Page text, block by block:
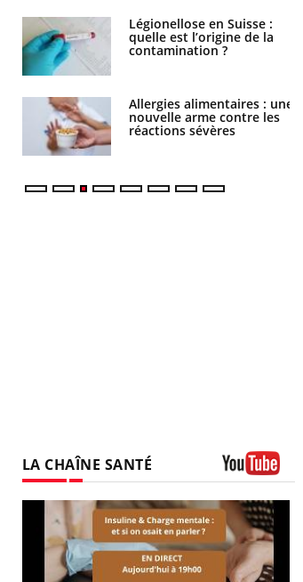
Légionellose en Suisse :
quelle est l’origine de la
contamination ?
Allergies alimentaires : une
nouvelle arme contre les
réactions sévères
LA CHAÎNE SANTÉ